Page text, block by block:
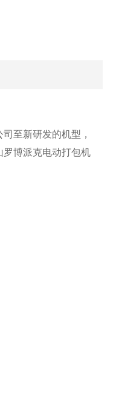
至新研发的机型，
罗博派克电动打包机